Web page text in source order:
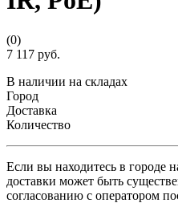
(0)
7 117 руб.
В наличии на складах
Город
Доставка
Количество
Если вы находитесь в городе
доставки может быть
согласованию с оператором